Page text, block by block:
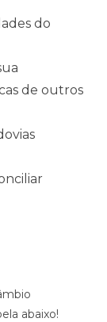
do
de outros
abaixo!